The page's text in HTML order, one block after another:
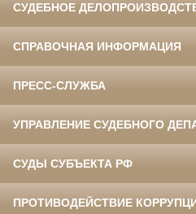
СУДЕБНОЕ
СПРАВОЧНАЯ ИНФОРМАЦИЯ
ПРЕСС-СЛУЖБА
УПРАВЛЕНИЕ СУДЕБНОГО
СУДЫ СУБЪЕКТА РФ
ПРОТИВОДЕЙСТВИЕ